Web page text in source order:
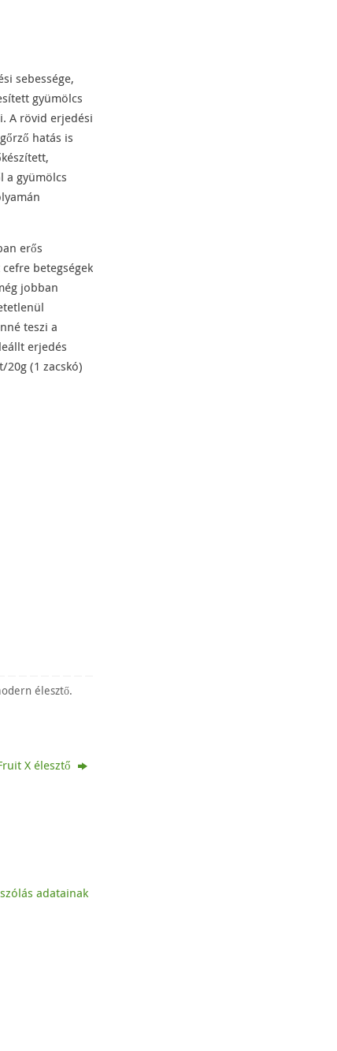
sebessége,
gyümölcs
A rövid erjedési
hatás is
a gyümölcs
erős
betegségek
jobban
teszi a
erjedés
20g (1 zacskó)
élesztő.
X élesztő
adatainak